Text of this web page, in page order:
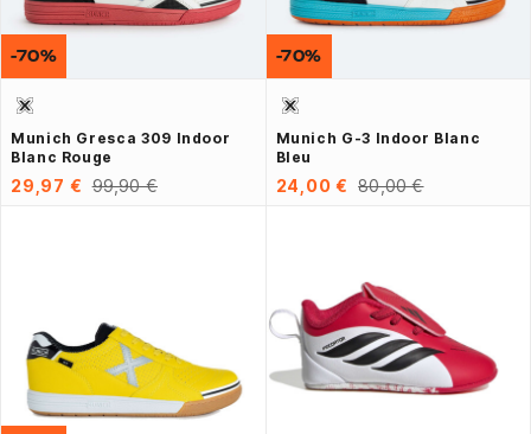
Munich Gresca 309 Indoor
Blanc Rouge
29,97 € 99,90 €
-70%
Munich G-3 Indoor Blanc
Bleu
24,00 € 80,00 €
-70%